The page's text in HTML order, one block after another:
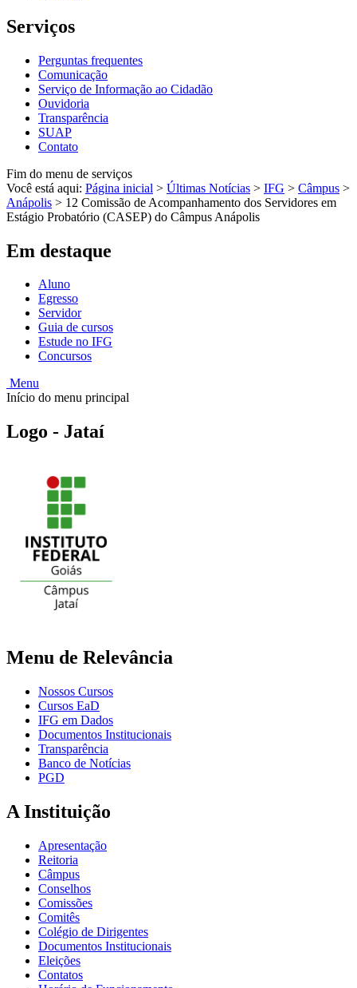
Serviços
Perguntas frequentes
Comunicação
Serviço de Informação ao Cidadão
Ouvidoria
Transparência
SUAP
Contato
Fim do menu de serviços
Você está aqui: Página inicial > Últimas Notícias > IFG > Câmpus >
Anápolis > 12 Comissão de Acompanhamento dos Servidores em
Estágio Probatório (CASEP) do Câmpus Anápolis
Em destaque
Aluno
Egresso
Servidor
Guia de cursos
Estude no IFG
Concursos
Menu
Início do menu principal
Logo - Jataí
Menu de Relevância
Nossos Cursos
Cursos EaD
IFG em Dados
Documentos Institucionais
Transparência
Banco de Notícias
PGD
A Instituição
Apresentação
Reitoria
Câmpus
Conselhos
Comissões
Comitês
Colégio de Dirigentes
Documentos Institucionais
Eleições
Contatos